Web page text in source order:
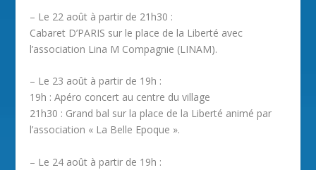
– Le 22 août à partir de 21h30 :
Cabaret D’PARIS sur le place de la Liberté avec
l’association Lina M Compagnie (LINAM).
– Le 23 août à partir de 19h :
19h : Apéro concert au centre du village
21h30 : Grand bal sur la place de la Liberté animé par
l’association « La Belle Epoque ».
– Le 24 août à partir de 19h :